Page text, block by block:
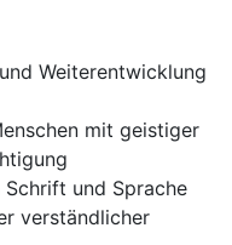
Weiterentwicklung
mit geistiger
und Sprache
verständlicher